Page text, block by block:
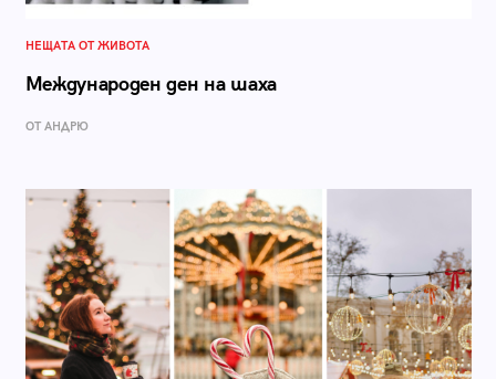
НЕЩАТА ОТ ЖИВОТА
Международен ден на шаха
ОТ АНДРЮ